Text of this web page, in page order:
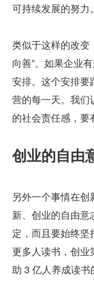
可持续发展的努力。
类似于这样的改变
向善”。如果企业
安排。这个安排要
营的每一天。我们
的社会责任感，要
创业的自由
另外一个事情在
新、创业的自由
定，而且要始终
更多人读书，创业
助 3 亿人养成读书